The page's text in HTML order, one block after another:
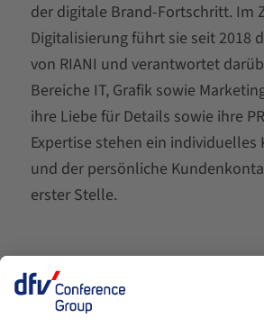
der digitale Brand-Fortschritt. Im
Digitalisierung führt sie seit 2018
von RIANI und verantwortet
Bereiche IT, Grafik sowie
ihre Liebe für Details sowie ihre
Expertise stehen ein individuelles
und der persönliche
erster Stelle.
Ein Business-Event von: